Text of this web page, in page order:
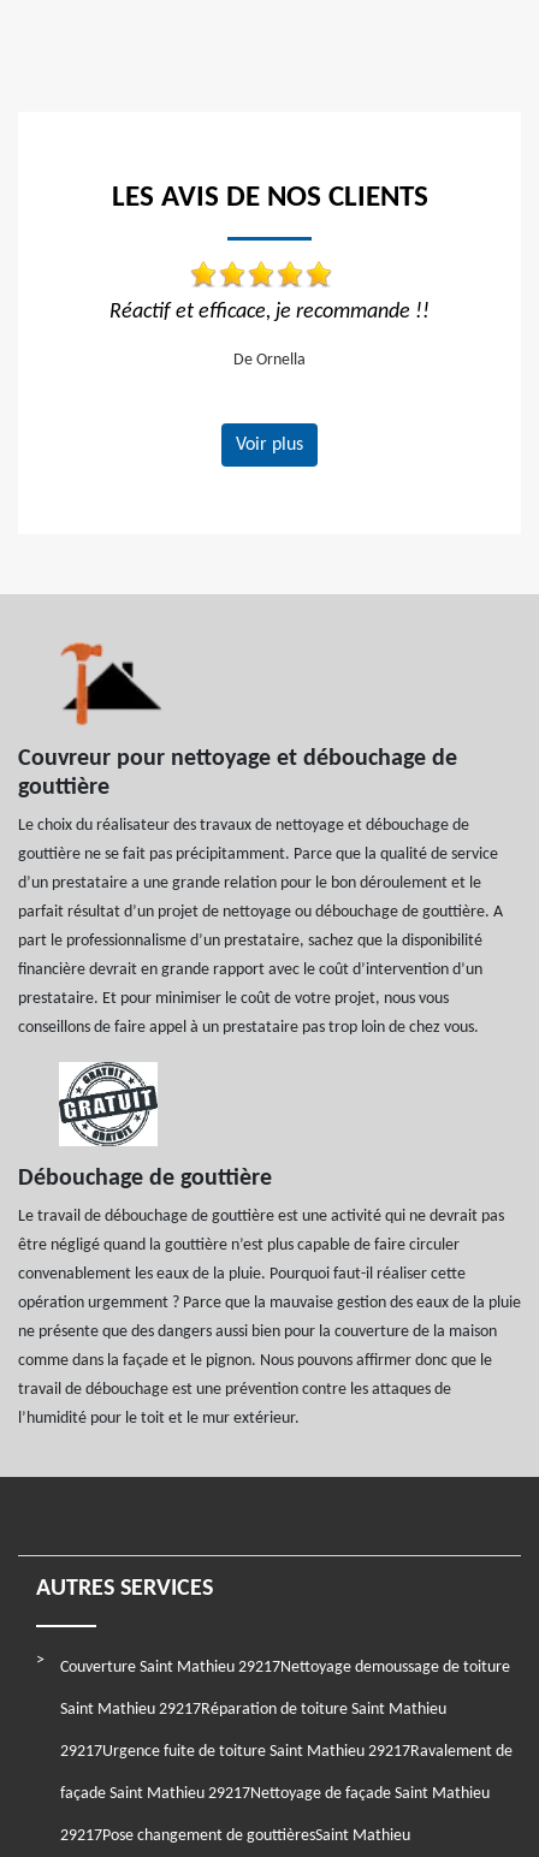
LES AVIS DE NOS CLIENTS
je recommande !! Travail
Voir plus
Couvreur pour nettoyage et débouchage de
gouttière
Le choix du réalisateur des travaux de nettoyage et débouchage de
gouttière ne se fait pas précipitamment. Parce que la qualité de service
d’un prestataire a une grande relation pour le bon déroulement et le
parfait résultat d’un projet de nettoyage ou débouchage de gouttière. A
part le professionnalisme d’un prestataire, sachez que la disponibilité
financière devrait en grande rapport avec le coût d’intervention d’un
prestataire. Et pour minimiser le coût de votre projet, nous vous
conseillons de faire appel à un prestataire pas trop loin de chez vous.
Débouchage de gouttière
Le travail de débouchage de gouttière est une activité qui ne devrait pas
être négligé quand la gouttière n’est plus capable de faire circuler
convenablement les eaux de la pluie. Pourquoi faut-il réaliser cette
opération urgemment ? Parce que la mauvaise gestion des eaux de la pluie
ne présente que des dangers aussi bien pour la couverture de la maison
comme dans la façade et le pignon. Nous pouvons affirmer donc que le
travail de débouchage est une prévention contre les attaques de
l’humidité pour le toit et le mur extérieur.
AUTRES SERVICES
Couverture Saint Mathieu 29217Nettoyage demoussage de toiture
Saint Mathieu 29217Réparation de toiture Saint Mathieu
29217Urgence fuite de toiture Saint Mathieu 29217Ravalement de
façade Saint Mathieu 29217Nettoyage de façade Saint Mathieu
29217Pose changement de gouttièresSaint Mathieu